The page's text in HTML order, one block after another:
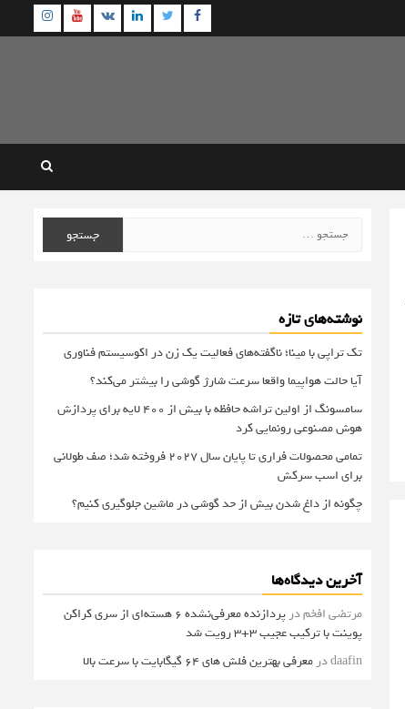
Facebook
Twitter
Linkedin
VK
برای:
نوشته‌های تازه
تک تراپی با مینا؛ ناگفته‌های فعالیت یک زن در اکوسیستم فناوری
آیا حالت هواپیما واقعا سرعت شارژ گوشی را بیشتر می‌کند؟
سامسونگ از اولین تراشه حافظه با بیش از ۴۰۰ لایه برای پردازش
هوش مصنوعی رونمایی کرد
تمامی محصولات فراری تا پایان سال ۲۰۲۷ فروخته شد؛ صف طولانی
برای اسب سرکش
چگونه از داغ شدن بیش از حد گوشی در ماشین جلوگیری کنیم؟
آخرین دیدگاه‌ها
مرتضی افخمدر
پردازنده معرفی‌نشده 6 هسته‌ای از سری کراکن
پوینت با ترکیب عجیب 3+3 رویت شد
daafinدر معرفی بهترین فلش های 64 گیگابایت با سرعت بالا